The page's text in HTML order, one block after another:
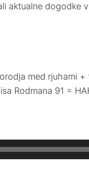
aktualne dogodke
med rjuhami +
Rodmana 91 =